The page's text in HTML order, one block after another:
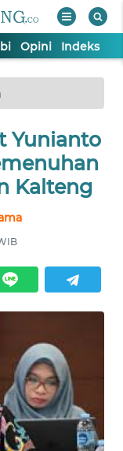
Opini Indeks
Yunianto
Kalteng